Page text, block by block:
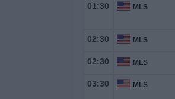
01:30 MLS
02:30 MLS
02:30 MLS
03:30 MLS